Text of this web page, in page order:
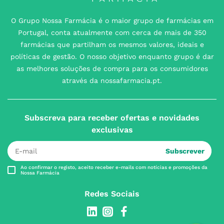
O Grupo Nossa Farmácia é o maior grupo de farmácias em
Portugal, conta atualmente com cerca de mais de 350
farmácias que partilham os mesmos valores, ideais e
políticas de gestão. O nosso objetivo enquanto grupo é dar
as melhores soluções de compra para os consumidores
através da nossafarmacia.pt.
Subscreva para receber ofertas e novidades
exclusivas
Subscrever
Ao confirmar o registo, aceito receber e-mails com notícias e promoções da
Nossa Farmácia
Redes Sociais